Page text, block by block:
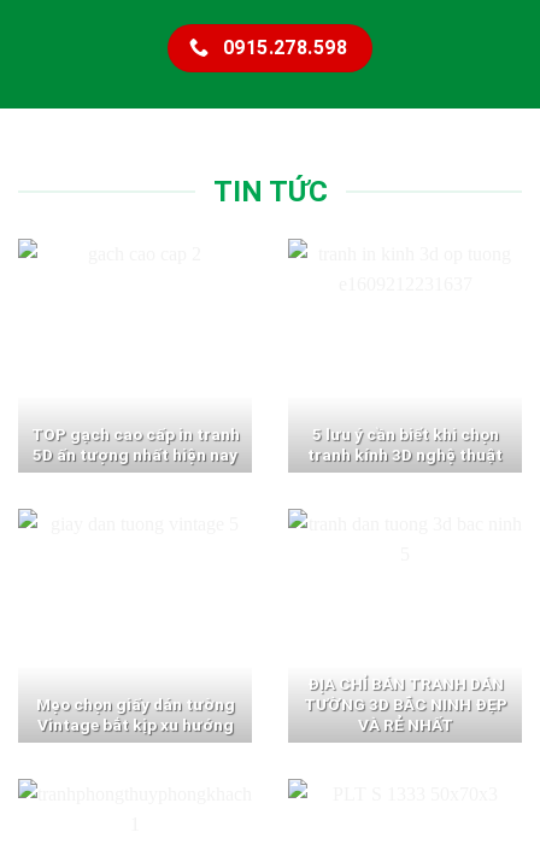
0915.278.598
TIN TỨC
TOP gạch cao cấp in tranh
5D ấn tượng nhất hiện nay
5 lưu ý cần biết khi chọn
tranh kính 3D nghệ thuật
Mẹo chọn giấy dán tường
Vintage bắt kịp xu hướng
ĐỊA CHỈ BÁN TRANH DÁN
TƯỜNG 3D BẮC NINH ĐẸP
VÀ RẺ NHẤT